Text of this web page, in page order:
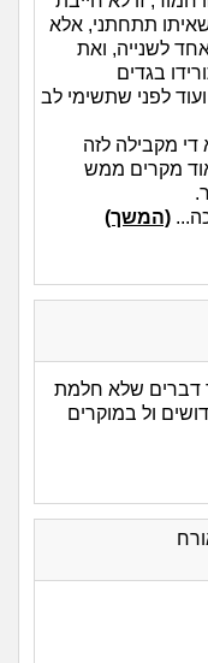
תתחתני, אלא
לשנייה, ואת
בגדים
לפני שתשימי לב
מקבילה לזה
מקרים ממש
(המשך)
דברים שלא חלמת
ול במוקרים